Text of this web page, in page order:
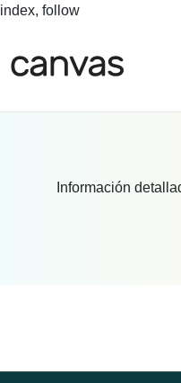
index, follow
Información